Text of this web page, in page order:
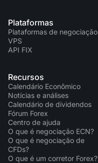
Plataformas
Plataformas de negociação
VPS
API FIX
Recursos
Calendário Econômico
Notícias e análises
Calendário de dividendos
Fórum Forex
Centro de ajuda
O que é negociação ECN?
O que é negociação de
CFDs?
O que é um corretor Forex?